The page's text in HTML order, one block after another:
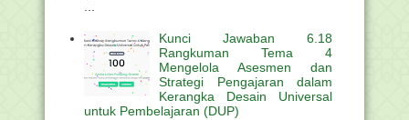
Kunci Jawaban 6.18
Rangkuman Tema 4
Mengelola Asesmen dan
Strategi Pengajaran dalam
Kerangka Desain Universal
untuk Pembelajaran (DUP)